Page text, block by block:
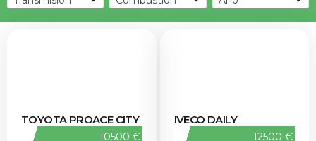
TOYOTA PROACE CITY
10500 €
IVECO DAILY
12500 €